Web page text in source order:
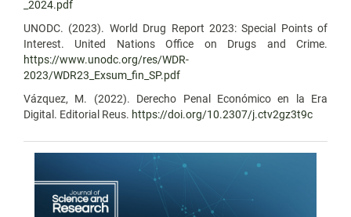
_2024.pdf
UNODC. (2023). World Drug Report 2023: Special Points of
Interest. United Nations Office on Drugs and Crime.
https://www.unodc.org/res/WDR-
2023/WDR23_Exsum_fin_SP.pdf
Vázquez, M. (2022). Derecho Penal Económico en la Era
Digital. Editorial Reus. https://doi.org/10.2307/j.ctv2gz3t9c